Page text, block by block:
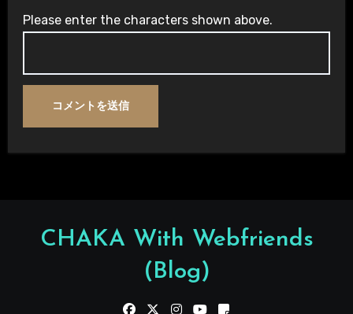
Please enter the characters shown above.
CHAKA With Webfriends
(Blog)